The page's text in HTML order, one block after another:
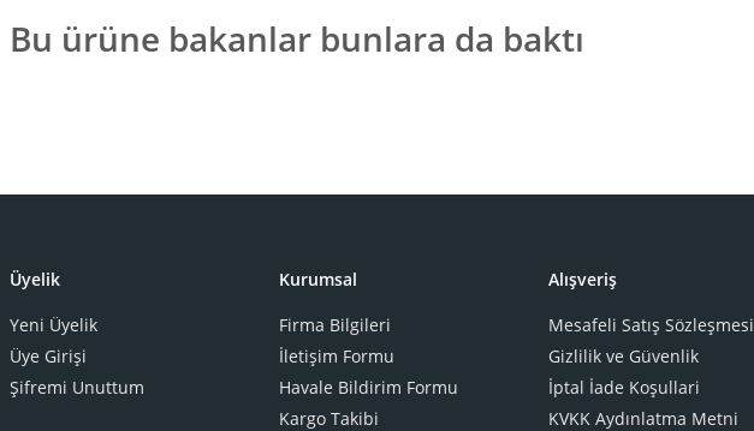
Bu ürüne bakanlar bunlara da baktı
Üyelik
Yeni Üyelik
Üye Girişi
Şifremi Unuttum
Kurumsal
Firma Bilgileri
İletişim Formu
Havale Bildirim Formu
Kargo Takibi
Alışveriş
Mesafeli Satış Sözleşmesi
Gizlilik ve Güvenlik
İptal İade Koşullari
KVKK Aydınlatma Metni